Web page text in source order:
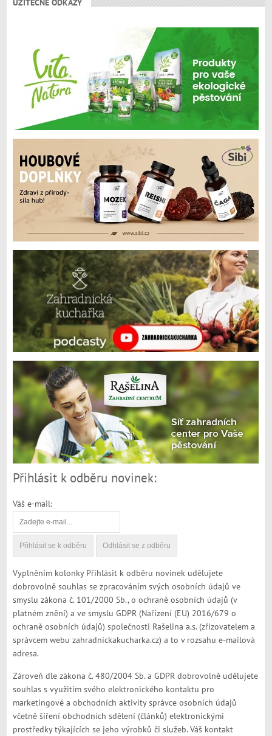
UŽITEČNÉ ODKAZY
Přihlásit k odběru novinek:
Váš e-mail:
Vyplněním kolonky Přihlásit k odběru novinek udělujete
dobrovolně souhlas se zpracováním svých osobních údajů ve
smyslu zákona č. 101/2000 Sb., o ochraně osobních údajů (v
platném znění) a ve smyslu GDPR (Nařízení (EU) 2016/679 o
ochraně osobních údajů) společnosti Rašelina a.s. (zřizovatelem a
správcem webu zahradnickakucharka.cz) a to v rozsahu e-mailová
adresa.
Zároveň dle zákona č. 480/2004 Sb. a GDPR dobrovolně udělujete
souhlas s využitím svého elektronického kontaktu pro
marketingové a obchodních aktivity správce osobních údajů
včetně šíření obchodních sdělení (článků) elektronickými
prostředky týkajících se jeho výrobků či služeb. Váš kontakt